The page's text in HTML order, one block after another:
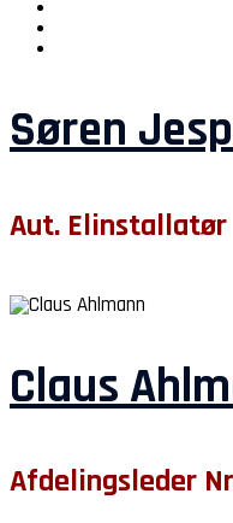
Søren
Aut. Elinstallatør
Claus
Afdelingsleder